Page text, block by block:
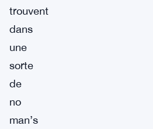
trouvent
dans
une
sorte
de
no
man’s